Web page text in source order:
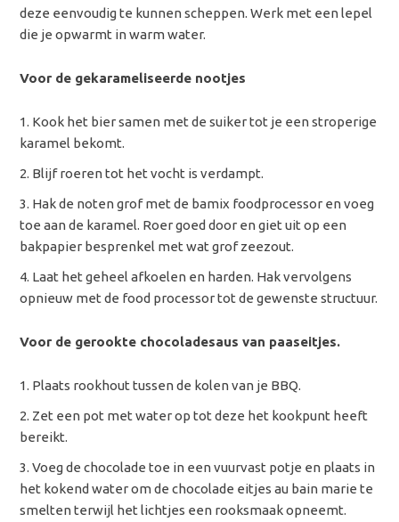
deze eenvoudig te kunnen scheppen. Werk met een lepel
die je opwarmt in warm water.
Voor de gekarameliseerde nootjes
Kook het bier samen met de suiker tot je een stroperige
karamel bekomt.
Blijf roeren tot het vocht is verdampt.
Hak de noten grof met de bamix foodprocessor en voeg
toe aan de karamel. Roer goed door en giet uit op een
bakpapier besprenkel met wat grof zeezout.
Laat het geheel afkoelen en harden. Hak vervolgens
opnieuw met de food processor tot de gewenste structuur.
Voor de gerookte chocoladesaus van paaseitjes.
Plaats rookhout tussen de kolen van je BBQ.
Zet een pot met water op tot deze het kookpunt heeft
bereikt.
Voeg de chocolade toe in een vuurvast potje en plaats in
het kokend water om de chocolade eitjes au bain marie te
smelten terwijl het lichtjes een rooksmaak opneemt.